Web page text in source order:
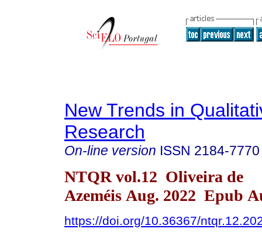
New Trends in
Research
On-line version ISSN 2184-7770
NTQR vol.12 Oliveira de
Azeméis Aug. 2022 Epub
https://doi.org/10.36367/